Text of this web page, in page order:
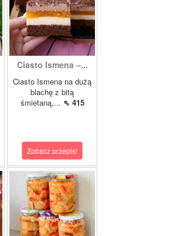
Ciasto Ismena –...
Ciasto Ismena na dużą
blachę z bitą
śmietaną,... ⇖ 415
Zobacz przepis!